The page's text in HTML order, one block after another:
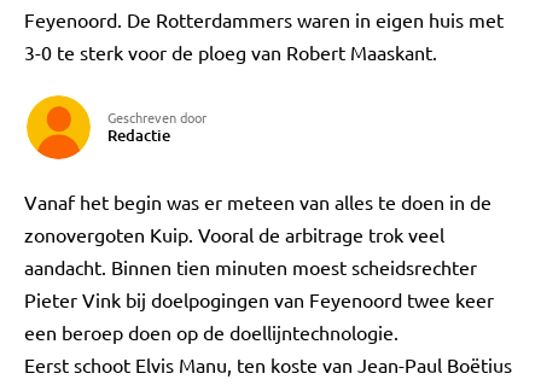
Feyenoord. De Rotterdammers waren in eigen huis met
3-0 te sterk voor de ploeg van Robert Maaskant.
Geschreven door
Redactie
Vanaf het begin was er meteen van alles te doen in de
zonovergoten Kuip. Vooral de arbitrage trok veel
aandacht. Binnen tien minuten moest scheidsrechter
Pieter Vink bij doelpogingen van Feyenoord twee keer
een beroep doen op de doellijntechnologie.
Eerst schoot Elvis Manu, ten koste van Jean-Paul Boëtius